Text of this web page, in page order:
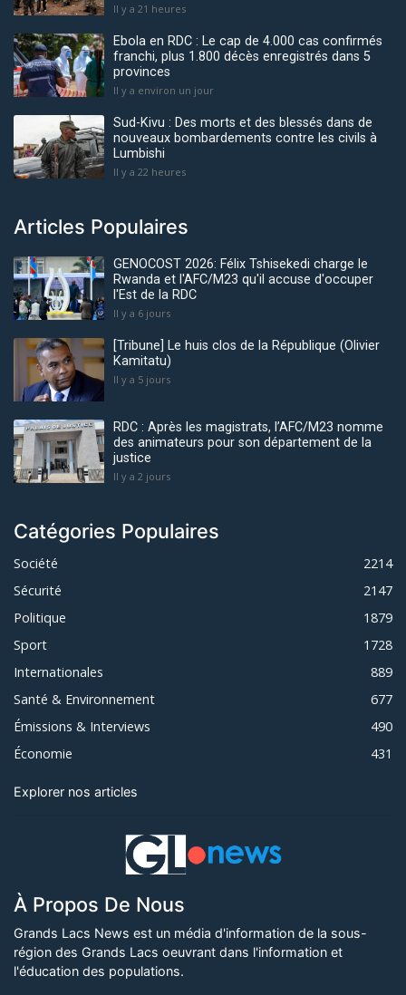
Il y a 21 heures
Ebola en RDC : Le cap de 4.000 cas confirmés
franchi, plus 1.800 décès enregistrés dans 5
provinces
Il y a environ un jour
Sud-Kivu : Des morts et des blessés dans de
nouveaux bombardements contre les civils à
Lumbishi
Il y a 22 heures
Articles Populaires
GENOCOST 2026: Félix Tshisekedi charge le
Rwanda et l'AFC/M23 qu'il accuse d'occuper
l'Est de la RDC
Il y a 6 jours
[Tribune] Le huis clos de la République (Olivier
Kamitatu)
Il y a 5 jours
RDC : Après les magistrats, l’AFC/M23 nomme
des animateurs pour son département de la
justice
Il y a 2 jours
Catégories Populaires
Société
2214
Sécurité
2147
Politique
1879
Sport
1728
Internationales
889
Santé & Environnement
677
Émissions & Interviews
490
Économie
431
Explorer nos articles
À Propos De Nous
Grands Lacs News est un média d'information de la sous-
région des Grands Lacs oeuvrant dans l'information et
l'éducation des populations.